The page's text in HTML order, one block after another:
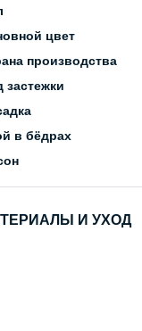
цвет
производства
застежки
в бёдрах
И УХОД